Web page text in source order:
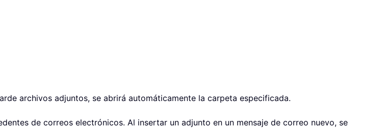
archivos adjuntos, se abrirá automáticamente la carpeta especificada.
de correos electrónicos. Al insertar un adjunto en un mensaje de correo nuevo, se